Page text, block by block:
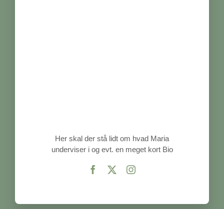
Her skal der stå lidt om hvad Maria
underviser i og evt. en meget kort Bio